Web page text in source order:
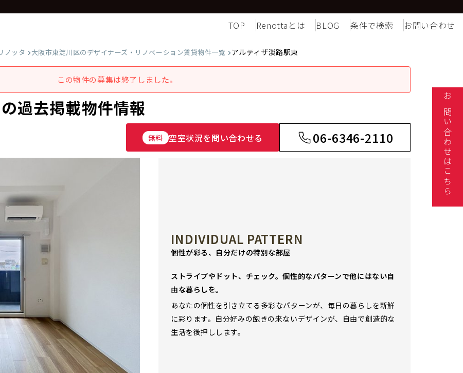
TOP Renottaとは BLOG 条件で検索 お問い合わせ
ノッタ 大阪市東淀川区のデザイナーズ・リノベーション賃貸物件一覧 アルティザ淡路駅東
この物件の募集は終了しました。
過去掲載物件情報
無料 空室状況を問い合わせる 06-6346-2110
INDIVIDUAL PATTERN
個性が彩る、自分だけの特別な部屋
ストライプやドット、チェック。個性的なパターンで他にはない自
由な暮らしを。
あなたの個性を引き立てる多彩なパターンが、毎日の暮らしを新鮮
に彩ります。自分好みの飽きの来ないデザインが、自由で創造的な
生活を後押しします。
お問い合わせはこちら